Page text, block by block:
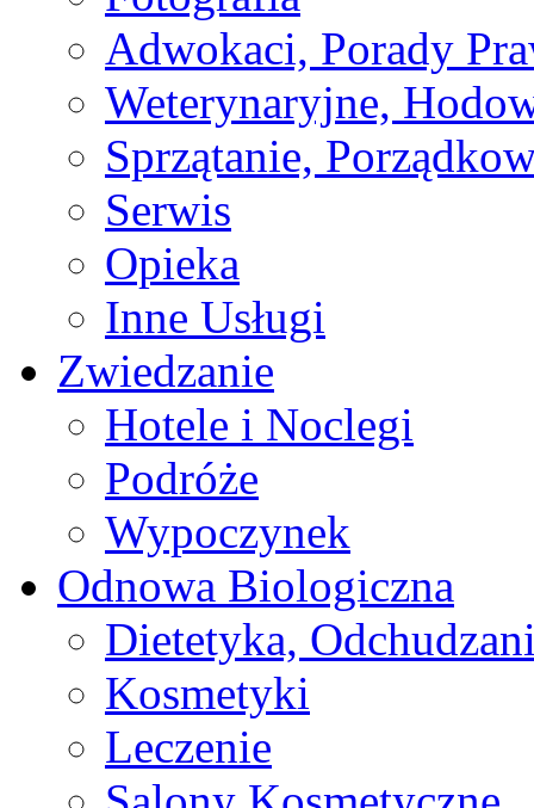
Adwokaci, Porady
Weterynaryjne,
Sprzątanie,
Serwis
Opieka
Inne Usługi
Zwiedzanie
Hotele i Noclegi
Podróże
Wypoczynek
Odnowa Biologiczna
Dietetyka,
Kosmetyki
Leczenie